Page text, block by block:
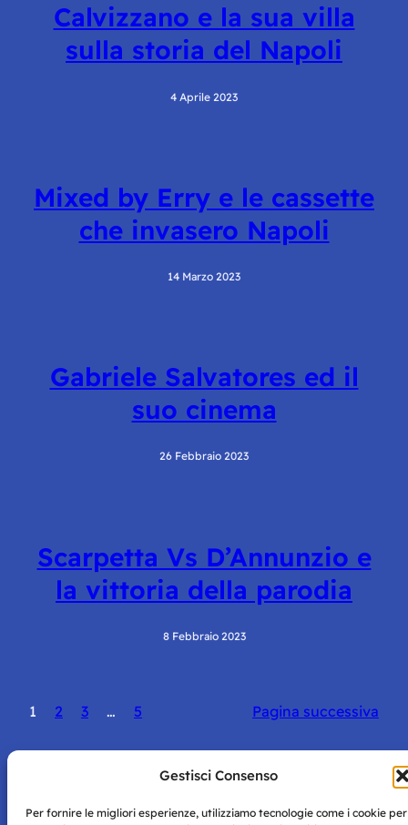
Gestisci Consenso
Per fornire le migliori esperienze, utilizziamo tecnologie come i cookie per
Calvizzano e la sua villa
sulla storia del Napoli
4 Aprile 2023
Mixed by Erry e le cassette
che invasero Napoli
14 Marzo 2023
Gabriele Salvatores ed il
suo cinema
26 Febbraio 2023
Scarpetta Vs D’Annunzio e
la vittoria della parodia
8 Febbraio 2023
1 2 3 … 5 Pagina successiva